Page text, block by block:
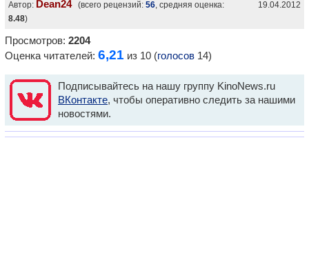
Автор: Dean24(всего рецензий: 56, средняя оценка:
8.48)
19.04.2012
Просмотров: 2204
Оценка читателей: 6,21 из 10 (голосов 14)
Подписывайтесь на нашу группу KinoNews.ru
ВКонтакте, чтобы оперативно следить за нашими
новостями.